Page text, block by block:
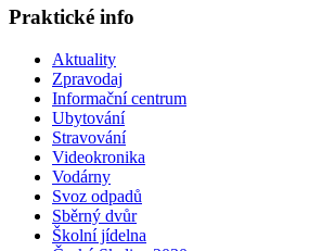
Praktické info
Aktuality
Zpravodaj
Informační centrum
Ubytování
Stravování
Videokronika
Vodárny
Svoz odpadů
Sběrný dvůr
Školní jídelna